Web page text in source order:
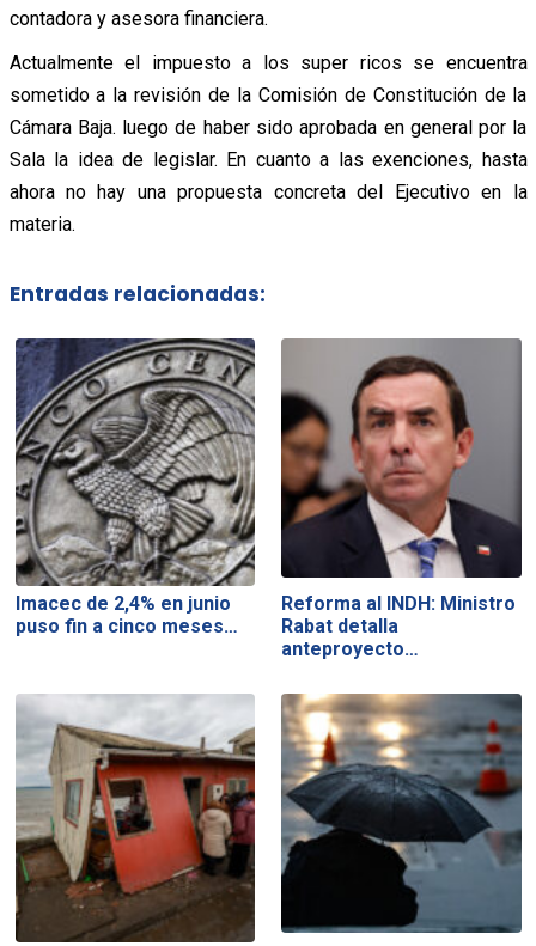
contadora y asesora financiera.
Actualmente el impuesto a los super ricos se encuentra
sometido a la revisión de la Comisión de Constitución de la
Cámara Baja. luego de haber sido aprobada en general por la
Sala la idea de legislar. En cuanto a las exenciones, hasta
ahora no hay una propuesta concreta del Ejecutivo en la
materia.
Entradas relacionadas:
Imacec de 2,4% en junio
puso fin a cinco meses…
Reforma al INDH: Ministro
Rabat detalla
anteproyecto…